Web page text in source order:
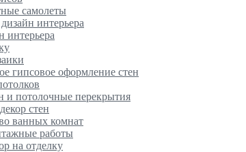
самолеты
интерьера
интерьера
гипсовое оформление стен
и потолочные перекрытия
стен
ванных комнат
работы
на отделку